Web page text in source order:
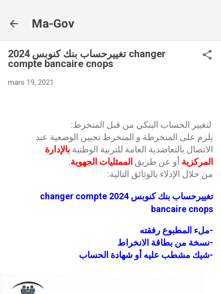
Ma-Gov
تغييرحساب بنك كنوبس 2024 changer
compte bancaire cnops
mars 19, 2021
لتغيير الحساب البنكي من قبل المنخرط:
يلزم على المنخرطة و المنخرط تحيين الوضعية عند
الاتصال بالتعاضدية العامة للتربية الوطنية بالإدارة
المركزية أو عن طريق الممثليات الجهوية.
من خلال الإدلاء بالوثائق التالية:
تغييرحساب بنك كنوبس 2024 changer compte
bancaire cnops
-ملء المطبوع رفقته
-نسخة من بطاقة الانخراط
-شيك مشطب عليه أو شهادة الحساب